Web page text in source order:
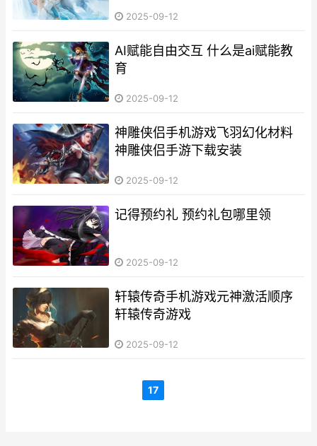
2025-09-12
AI赋能自由交互 什么是ai赋能教
育
2025-09-12
神雕侠侣手机游戏飞羽幻化材料
神雕侠侣手游下载安装
2025-09-12
记得预约礼 预约礼包哪里领
2025-09-12
轩辕传奇手机游戏元神激活顺序
轩辕传奇游戏
2025-09-12
17